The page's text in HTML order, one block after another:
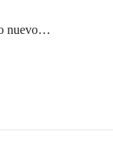
nuevo…